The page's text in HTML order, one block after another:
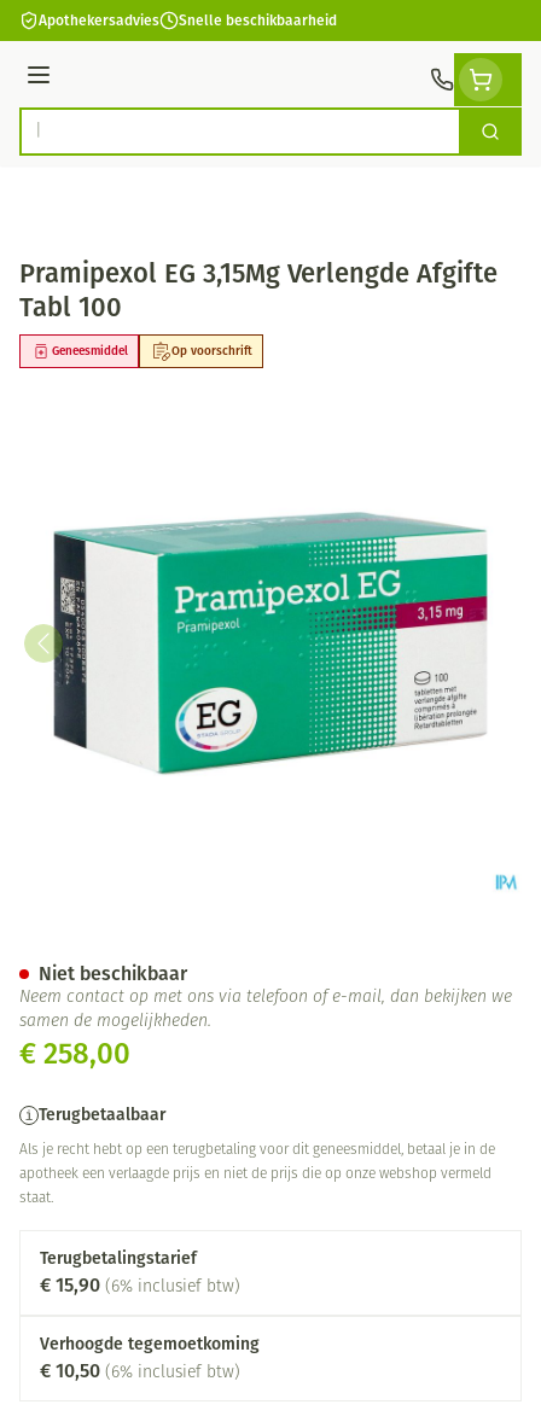
Ga naar de inhoud
Apothekersadvies Snelle beschikbaarheid
Menu
Product, merk, categorie... Zoek
Pramipexol EG 3,15Mg Verlengde Afgifte
Tabl 100
Op voorschrift
Geneesmiddel
€ 258,00
Terugbetaalbaar
Als je recht hebt op een terugbetaling voor dit geneesmiddel, betaal je in de
apotheek een verlaagde prijs en niet de prijs die op onze webshop vermeld
staat.
Terugbetalingstarief
€ 15,90 (6% inclusief btw)
Verhoogde tegemoetkoming
€ 10,50 (6% inclusief btw)
Niet beschikbaar
Neem contact op met ons via telefoon of e-mail, dan bekijken we
samen de mogelijkheden.